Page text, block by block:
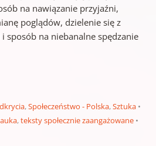
na nawiązanie przyjaźni,
poglądów, dzielenie się z
sposób na niebanalne spędzanie
,Społeczeństwo - Polska,Sztuka
,teksty społecznie zaangażowane